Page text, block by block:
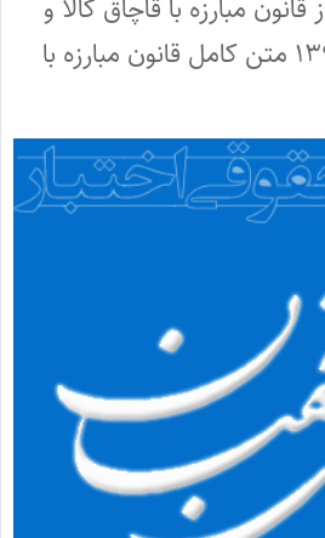
مبارزه با قاچاق کالا و
ارز مصوب ۱۳۹۴/۰۷/۲۱ متن کامل قانون مبارزه با